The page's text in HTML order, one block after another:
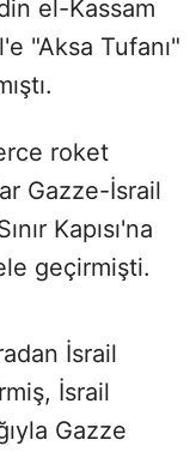
el-Kassam
"Aksa Tufanı"
roket
Gazze-İsrail
Kapısı'na
geçirmişti.
İsrail
İsrail
Gazze